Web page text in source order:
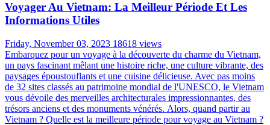
Voyager Au Vietnam: La Meilleur Période Et Les
Informations Utiles
Friday, November 03, 2023 18618 views
Embarquez pour un voyage à la découverte du charme du Vietnam,
un pays fascinant mêlant une histoire riche, une culture vibrante, des
paysages époustouflants et une cuisine délicieuse. Avec pas moins
de 32 sites classés au patrimoine mondial de l'UNESCO, le Vietnam
vous dévoile des merveilles architecturales impressionnantes, des
trésors anciens et des monuments vénérés. Alors, quand partir au
Vietnam ? Quelle est la meilleure période pour voyage au Vietnam ?